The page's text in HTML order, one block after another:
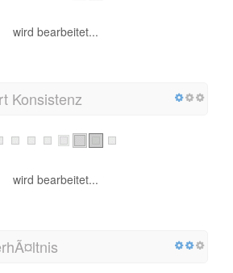
wird bearbeitet...
Konsistenz
wird bearbeitet...